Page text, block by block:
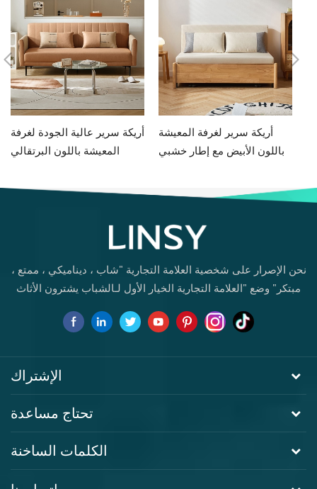
أريكة سرير عالية الجودة لغرفة
المعيشة باللون البرتقالي
أريكة سرير لغرفة المعيشة
باللون الأبيض مع إطار خشبي
نحن الإصرار على شخصية العلامة التجارية "شاب ، ديناميكي ، ممتع ،
مبتكر" وضع "العلامة التجارية الخيار الأول لـالشباب يشترون الأثاث
الإشتراك
تحتاج مساعدة
الكلمات الساخنة